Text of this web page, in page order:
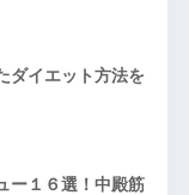
ダイエット方法を
ー１６選！中殿筋